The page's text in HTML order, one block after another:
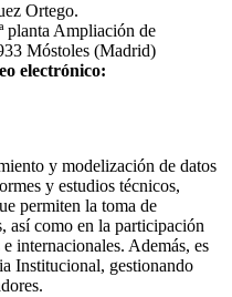
Ortego.
planta Ampliación de
Móstoles (Madrid)
electrónico:
y modelización de datos
y estudios técnicos,
permiten la toma de
así como en la participación
internacionales. Además, es
Institucional, gestionando